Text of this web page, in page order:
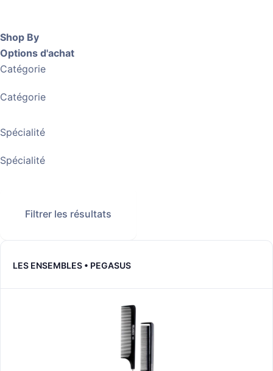
Shop By
Options d'achat
Catégorie
Catégorie
Spécialité
Spécialité
Filtrer les résultats
LES ENSEMBLES • PEGASUS